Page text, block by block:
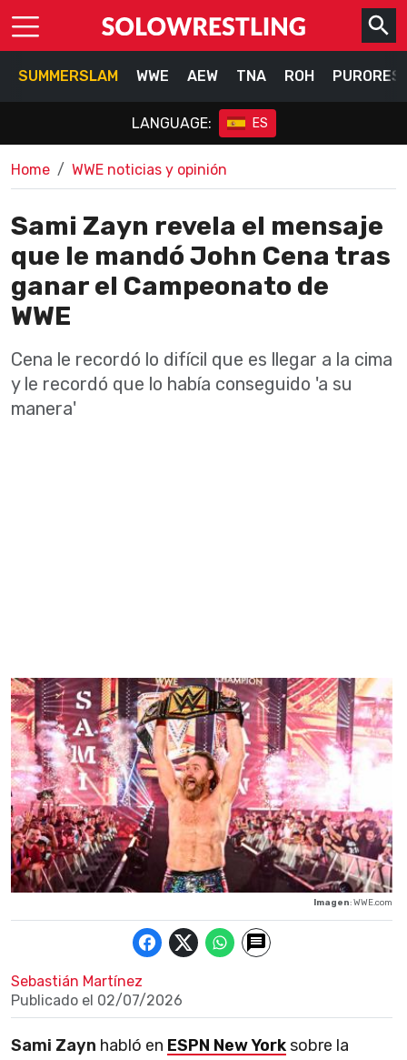
SUMMERSLAM WWE AEW TNA ROH
LANGUAGE: ES
Home WWE noticias y opinión
Sami Zayn revela el mensaje
que le mandó John Cena tras
ganar el Campeonato de
WWE
Cena le recordó lo difícil que es llegar a la cima
y le recordó que lo había conseguido 'a su
manera'
Imagen: WWE.com
Sebastián Martínez
Publicado el 02/07/2026
Sami Zayn habló en ESPN New Yorksobre la